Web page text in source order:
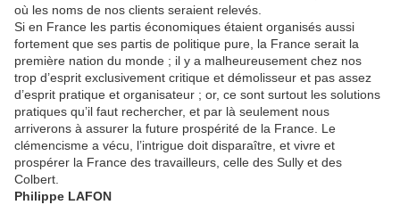
où les noms de nos clients seraient relevés.
Si en France les partis économiques étaient organisés aussi
fortement que ses partis de politique pure, la France serait la
première nation du monde ; il y a malheureusement chez nos
trop d’esprit exclusivement critique et démolisseur et pas assez
d’esprit pratique et organisateur ; or, ce sont surtout les solutions
pratiques qu’il faut rechercher, et par là seulement nous
arriverons à assurer la future prospérité de la France. Le
clémencisme a vécu, l’intrigue doit disparaître, et vivre et
prospérer la France des travailleurs, celle des Sully et des
Colbert.
Philippe LAFON